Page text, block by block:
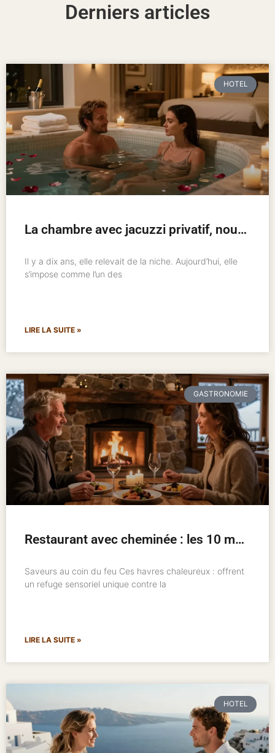
Derniers articles
HOTEL
La chambre avec jacuzzi privatif, nouveau standard de l’hôtellerie romantique
Il y a dix ans, elle relevait de la niche. Aujourd’hui, elle
s’impose comme l’un des
LIRE LA SUITE »
GASTRONOMIE
Restaurant avec cheminée : les 10 meilleures adresses pour un hiver chaleureux
Saveurs au coin du feu Ces havres chaleureux : offrent
un refuge sensoriel unique contre la
LIRE LA SUITE »
HOTEL